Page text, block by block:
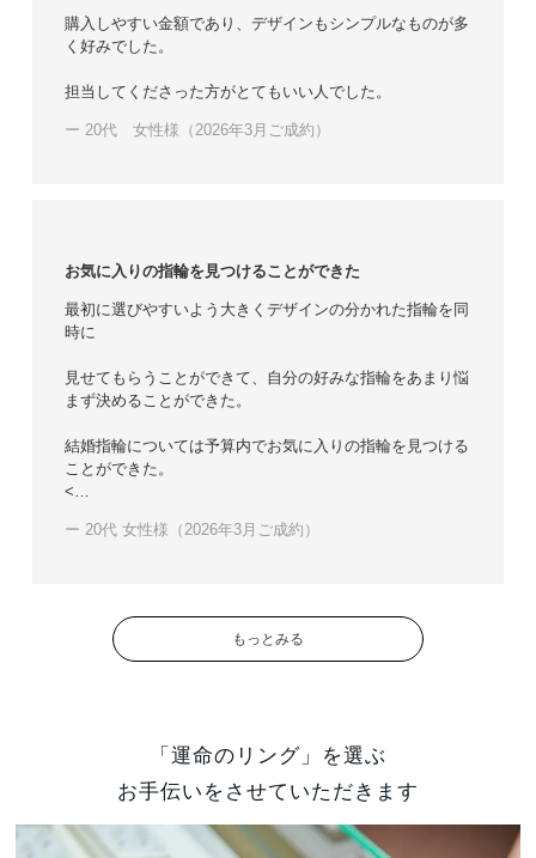
購入しやすい金額であり、デザインもシンプルなものが多
く好みでした。
担当してくださった方がとてもいい人でした。
ー 20代 女性様（2026年3月ご成約）
お気に入りの指輪を見つけることができた
最初に選びやすいよう大きくデザインの分かれた指輪を同
時に
見せてもらうことができて、自分の好みな指輪をあまり悩
まず決めることができた。
結婚指輪については予算内でお気に入りの指輪を見つける
ことができた。
<…
ー 20代 女性様（2026年3月ご成約）
もっとみる
「運命のリング」を選ぶ
お手伝いをさせていただきます